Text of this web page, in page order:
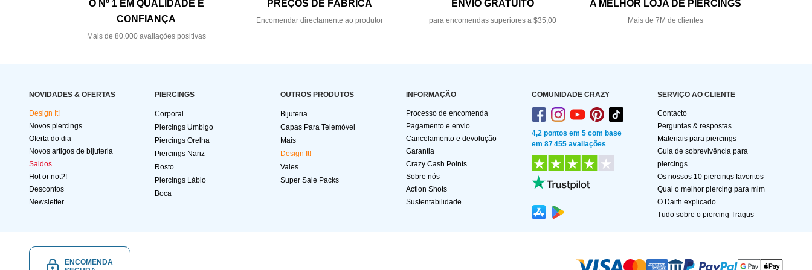
O Nº 1 EM QUALIDADE E
CONFIANÇA
Mais de 80.000 avaliações positivas
PREÇOS DE FÁBRICA
Encomendar directamente ao produtor
ENVIO GRATUITO
para encomendas superiores a $35,00
A MELHOR LOJA DE PIERCINGS
Mais de 7M de clientes
NOVIDADES & OFERTAS
Design It!
Novos piercings
Oferta do dia
Novos artigos de bijuteria
Saldos
Hot or not?!
Descontos
Newsletter
PIERCINGS
Corporal
Piercings Umbigo
Piercings Orelha
Piercings Nariz
Rosto
Piercings Lábio
Boca
OUTROS PRODUTOS
Bijuteria
Capas Para Telemóvel
Mais
Design It!
Vales
Super Sale Packs
INFORMAÇÃO
Processo de encomenda
Pagamento e envio
Cancelamento e devolução
Garantia
Crazy Cash Points
Sobre nós
Action Shots
Sustentabilidade
COMUNIDADE CRAZY
4,2 pontos em 5 com base
em 87 455 avaliações
SERVIÇO AO CLIENTE
Contacto
Perguntas & respostas
Materiais para piercings
Guia de sobrevivência para
piercings
Os nossos 10 piercings favoritos
Qual o melhor piercing para mim
O Daith explicado
Tudo sobre o piercing Tragus
ENCOMENDA